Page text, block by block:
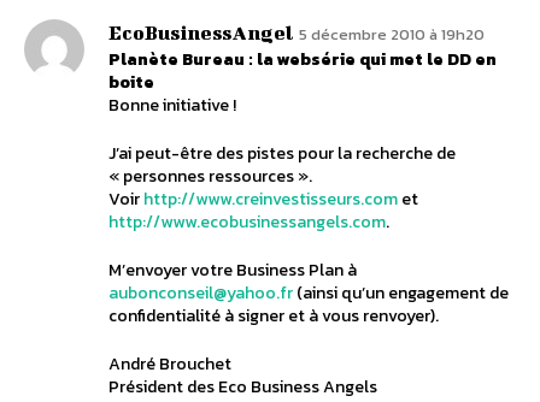
EcoBusinessAngel 5 décembre 2010 à 19h20
Planète Bureau : la websérie qui met le DD en
boite
Bonne initiative !
J’ai peut-être des pistes pour la recherche de
« personnes ressources ».
Voirhttp://www.creinvestisseurs.comet
http://www.ecobusinessangels.com.
M’envoyer votre Business Plan à
aubonconseil@yahoo.fr(ainsi qu’un engagement de
confidentialité à signer et à vous renvoyer).
André Brouchet
Président des Eco Business Angels